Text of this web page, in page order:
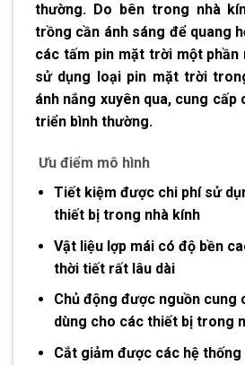
thường. Do bên trong nhà
trồng cần ánh sáng để quang
các tấm pin mặt trời một phần
sử dụng loại pin mặt trời
ánh nắng xuyên qua, cung
triển bình thường.
Ưu điểm mô hình
Tiết kiệm được chi phí sử
thiết bị trong nhà kính
Vật liệu lợp mái có độ bền
thời tiết rất lâu dài
Chủ động được nguồn cung
dùng cho các thiết bị trong
Cắt giảm được các hệ